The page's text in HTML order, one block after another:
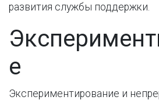
развития службы поддержки.
е
Экспериментирование и